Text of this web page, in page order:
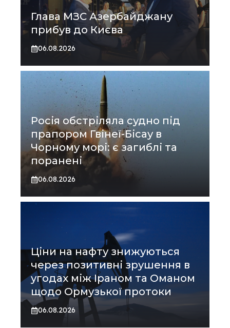
Глава МЗС Азербайджану
прибув до Києва
06.08.2026
Росія обстріляла судно під
прапором Гвінеї-Бісау в
Чорному морі: є загиблі та
поранені
06.08.2026
Ціни на нафту знижуються
через позитивні зрушення в
угодах між Іраном та Оманом
щодо Ормузької протоки
06.08.2026